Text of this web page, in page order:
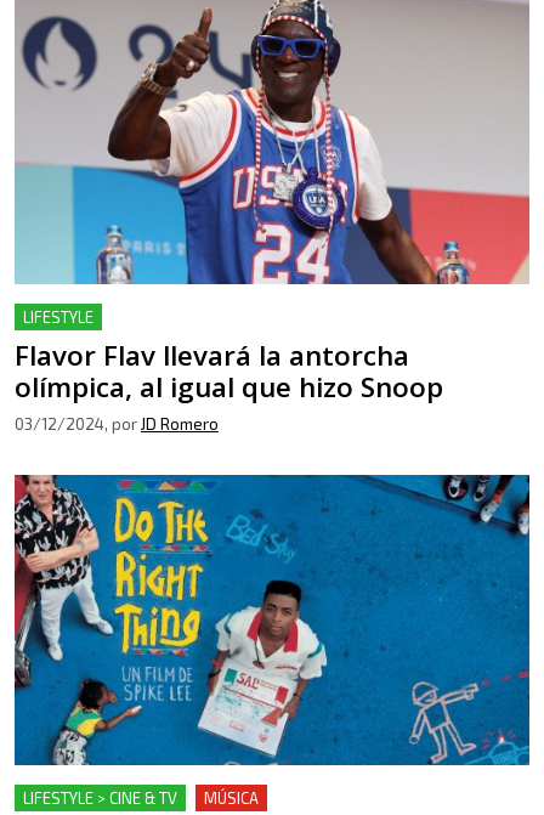
LIFESTYLE
Flavor Flav llevará la antorcha
olímpica, al igual que hizo Snoop
03/12/2024, por JD Romero
LIFESTYLE > CINE & TV MÚSICA